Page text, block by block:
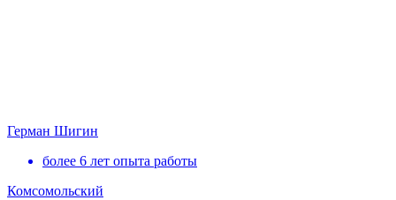
Герман Шигин
более 6 лет опыта работы
Комсомольский